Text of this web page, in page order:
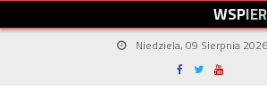
WSPIER
Niedziela, 09 Sierpnia 2026